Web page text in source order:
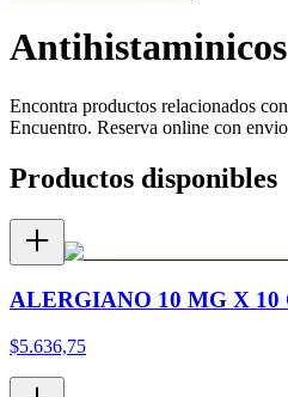
Antihistaminicos
Encontra productos relacionados con
Encuentro. Reserva online con
Productos disponibles
ALERGIANO 10 MG X 10
$5.636,75